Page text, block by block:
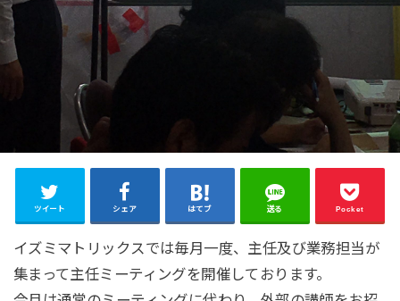
ツイート シェア はてブ 送る Pocket
イズミマトリックスでは毎月一度、主任及び業務担当が
集まって主任ミーティングを開催しております。